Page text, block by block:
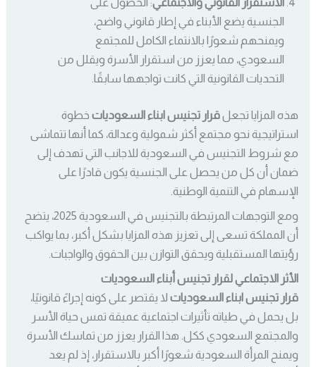
الجنسية يضع الأبناء في إطار قانوني واضح،
ويمنحهم شعورًا بالانتماء الكامل للمجتمع
السعودي، مما يعزز من استقرار الأسرة ويقلل من
التحديات القانونية التي كانت تواجهها سابقًا.
هذه المزايا تجعلقرار تجنيس ابناء السعوديات خطوة
استراتيجية نحو مجتمع أكثر شمولية وعدالة، كما أنها تتماشى
مع شروط التجنيس في السعودية للاجانب التي تهدف إلى
ضمان أن كل من يحصل على الجنسية يكون قادرًا على
الإسهام في التنمية الوطنية.
ومع التوجهات المرتبطة بالتجنيس في السعودية 2025، يتضح
أن المملكة تسعى إلى تعزيز هذه المزايا بشكل أكبر، بما يواكب
رؤيتها المستقبلية ويحقق التوازن بين الحقوق والواجبات.
الأثر الاجتماعي لقرار تجنيس أبناء السعوديات
قرار تجنيس ابناء السعوديات لا يقتصر على كونه إجراءً قانونيًا،
بل يحمل في طياته تأثيرات اجتماعية عميقة تمس حياة الأسر
والمجتمع السعودي ككل. هذا القرار يعزز من تماسك الأسرة
ويمنح المرأة السعودية شعورًا أكبر بالاستقرار، إذ لم يعد